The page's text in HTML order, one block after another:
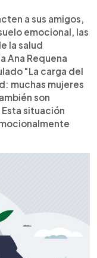
a sus amigos,
emocional, las
la salud
Ana Requena
"La carga del
muchas mujeres
son
situación